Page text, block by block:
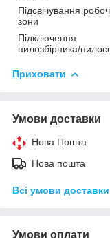
Підсвічування
зони
Підключення
пилозбірника/
Приховати
Умови доставки
Нова Пошта
Нова пошта
Всі умови доставки
Умови оплати